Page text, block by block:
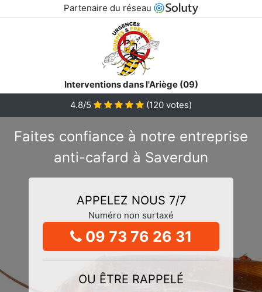
Partenaire du réseau
Interventions dans l'Ariège (09)
4.8/5
(120 votes)
Faites confiance à notre entreprise
anti-cafard à Saverdun
APPELEZ NOUS 7/7
Numéro non surtaxé
09 73 76 26 31
OU ÊTRE RAPPELÉ